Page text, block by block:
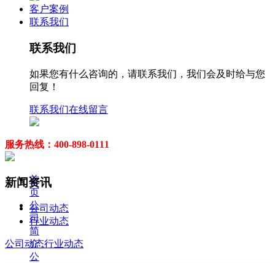
客户案例
联系我们
联系我们
如果您有什么咨询的，请联系我们，我们会及时给与您
回复！
联系我们在线留言
服务热线：400-898-0111
首
页
公
司
简
介
公
新闻资讯
公司动态
行业动态
公司动态行业动态